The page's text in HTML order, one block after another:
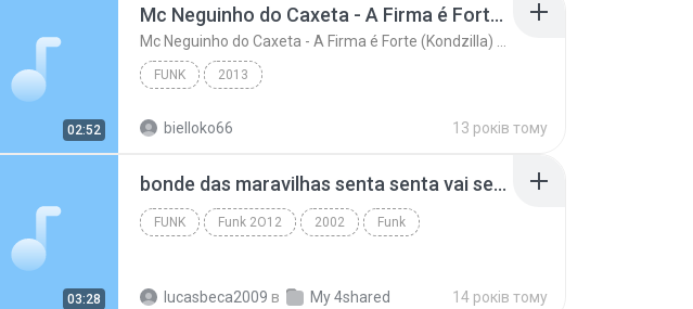
02:52
Mc Neguinho do Caxeta - A Firma é Forte (Kondzilla) Lançamento 2013
FUNK 2013
bielloko66 13 років тому
03:28
bonde das maravilhas senta senta vai senta.mp3
FUNK Funk 2O12 2002 Funk
lucasbeca2009 в My 4shared 14 років тому